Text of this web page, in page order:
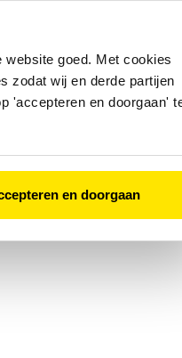
goed. Met cookies
zodat wij en derde partijen
'accepteren en doorgaan'
en doorgaan